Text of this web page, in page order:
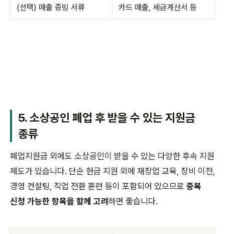
(선택) 매출 증빙 서류 카드 매출, 세금계산서 등
5. 소상공인 폐업 후 받을 수 있는 지원금
종류
폐업지원금 외에도 소상공인이 받을 수 있는 다양한 후속 지원
제도가 있습니다. 단순 현금 지원 외에 재창업 교육, 장비 이전,
경영 컨설팅, 직업 전환 훈련 등이 포함되어 있으므로 중복
신청 가능한 항목을 함께 고려 하면 좋습니다.